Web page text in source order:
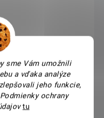
sme Vám umožnili
a vďaka analýze
jeho funkcie,
Podmienky ochrany
tu